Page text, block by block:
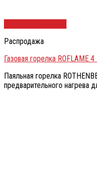
Распродажа
Газовая горелка ROFLAME
Паяльная горелка
предварительного нагрева